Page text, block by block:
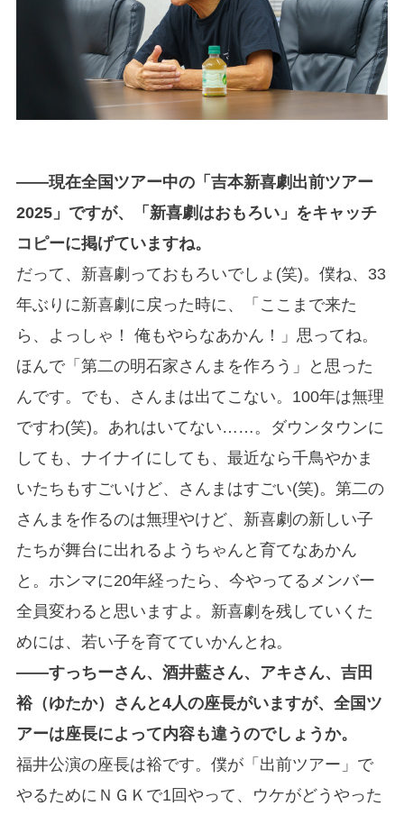
――現在全国ツアー中の「吉本新喜劇出前ツアー
2025」ですが、「新喜劇はおもろい」をキャッチ
コピーに掲げていますね。
だって、新喜劇っておもろいでしょ(笑)。僕ね、33
年ぶりに新喜劇に戻った時に、「ここまで来た
ら、よっしゃ！ 俺もやらなあかん！」思ってね。
ほんで「第二の明石家さんまを作ろう」と思った
んです。でも、さんまは出てこない。100年は無理
ですわ(笑)。あれはいてない……。ダウンタウンに
しても、ナイナイにしても、最近なら千鳥やかま
いたちもすごいけど、さんまはすごい(笑)。第二の
さんまを作るのは無理やけど、新喜劇の新しい子
たちが舞台に出れるようちゃんと育てなあかん
と。ホンマに20年経ったら、今やってるメンバー
全員変わると思いますよ。新喜劇を残していくた
めには、若い子を育てていかんとね。
――すっちーさん、酒井藍さん、アキさん、吉田
裕（ゆたか）さんと4人の座長がいますが、全国ツ
アーは座長によって内容も違うのでしょうか。
福井公演の座長は裕です。僕が「出前ツアー」で
やるために ＮＧＫで1回やって、ウケがどうやった